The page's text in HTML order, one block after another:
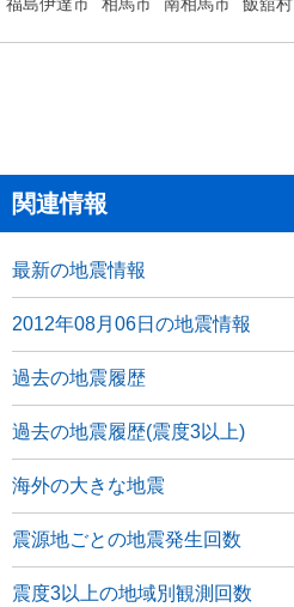
関連情報
最新の地震情報
2012年08月06日の地震情報
過去の地震履歴
過去の地震履歴(震度3以上)
海外の大きな地震
震源地ごとの地震発生回数
震度3以上の地域別観測回数